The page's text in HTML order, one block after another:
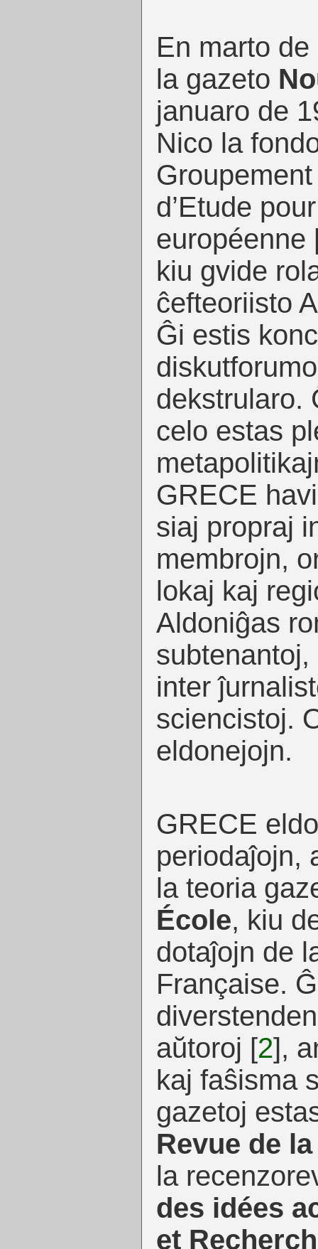
En marto
la gazeto
januaro de
Nico la
d’Etude
européenne
kiu gvide
ĉefteoriisto
Ĝi estis
dekstrularo.
celo estas
GRECE
siaj propraj
membrojn,
lokaj kaj
Aldoniĝas
inter
sciencistoj.
eldonejojn.
GRECE
periodaĵojn,
la teoria
École, kiu
dotaĵojn de
Française.
aŭtoroj [2],
kaj faŝisma
gazetoj
Revue de
la
des idées
et